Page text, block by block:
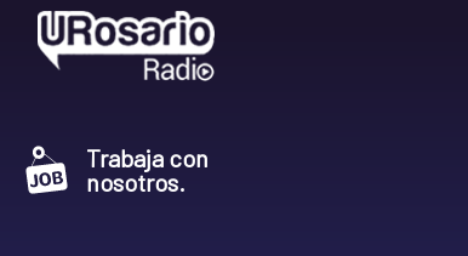
Trabaja con
nosotros.